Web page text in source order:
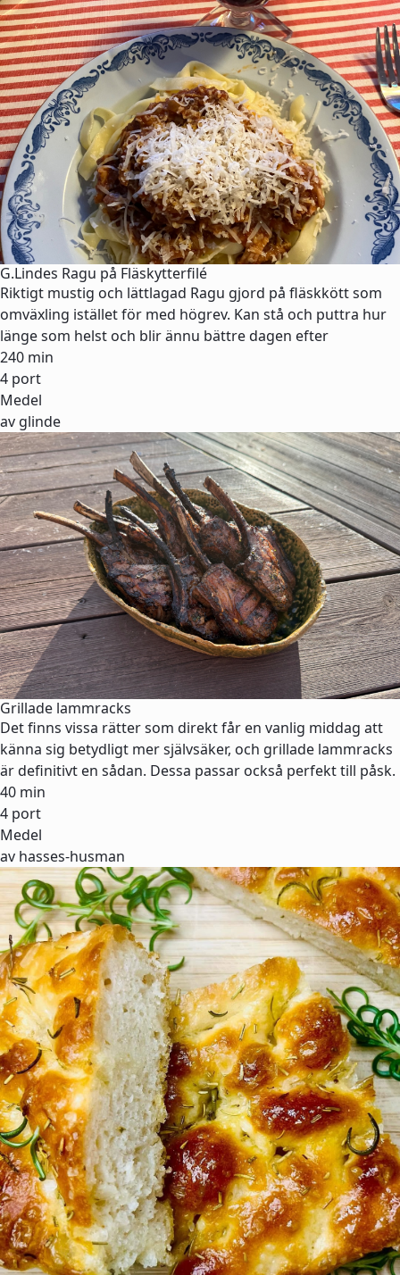
G.Lindes Ragu på Fläskytterfilé
Riktigt mustig och lättlagad Ragu gjord på fläskkött som
omväxling istället för med högrev. Kan stå och puttra hur
länge som helst och blir ännu bättre dagen efter
240 min
4 port
Medel
av glinde
Grillade lammracks
Det finns vissa rätter som direkt får en vanlig middag att
känna sig betydligt mer självsäker, och grillade lammracks
är definitivt en sådan. Dessa passar också perfekt till påsk.
40 min
4 port
Medel
av hasses-husman